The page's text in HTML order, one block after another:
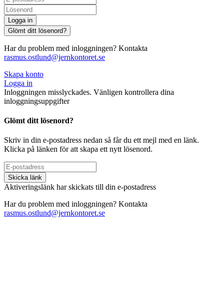
Logga in
Glömt ditt lösenord?
Har du problem med inloggningen? Kontakta
rasmus.ostlund@jernkontoret.se
Skapa konto
Logga in
Inloggningen misslyckades. Vänligen kontrollera dina
inloggningsuppgifter
Glömt ditt lösenord?
Skriv in din e-postadress nedan så får du ett mejl med en länk.
Klicka på länken för att skapa ett nytt lösenord.
Skicka länk
Aktiveringslänk har skickats till din e-postadress
Har du problem med inloggningen? Kontakta
rasmus.ostlund@jernkontoret.se